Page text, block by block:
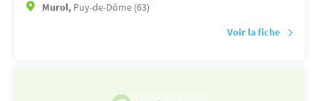
Murol, Puy-de-Dôme (63)
Voir la fiche